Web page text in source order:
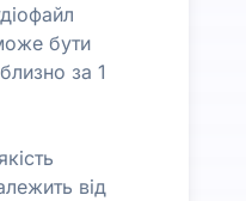
бути
за 1
від